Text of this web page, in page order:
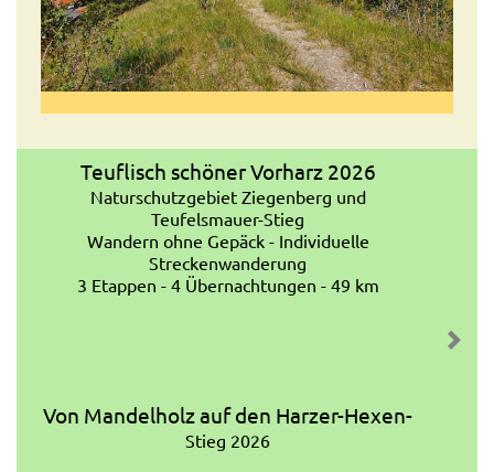
Teuflisch schöner Vorharz 2026
Naturschutzgebiet Ziegenberg und
Teufelsmauer-Stieg
Wandern ohne Gepäck - Individuelle
Streckenwanderung
3 Etappen - 4 Übernachtungen - 49 km
Von Mandelholz auf den Harzer-Hexen-
Stieg 2026